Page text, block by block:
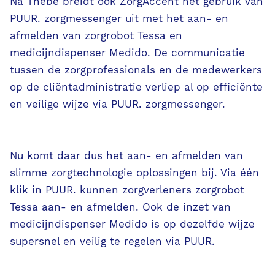
PUUR. voor de bedrijfsvoering
PUUR. voor de familie & cliënt
Evenementen
Onze klanten
Werken bij Ecare
PUUR. zorgmessenger uit met het aan- en
afmelden van zorgrobot Tessa en
medicijndispenser Medido. De communicatie
tussen de zorgprofessionals en de medewerkers
op de cliëntadministratie verliep al op efficiënte
en veilige wijze via PUUR. zorgmessenger.
Nu komt daar dus het aan- en afmelden van
slimme zorgtechnologie oplossingen bij. Via één
klik in PUUR. kunnen zorgverleners zorgrobot
Tessa aan- en afmelden. Ook de inzet van
medicijndispenser Medido is op dezelfde wijze
supersnel en veilig te regelen via PUUR.